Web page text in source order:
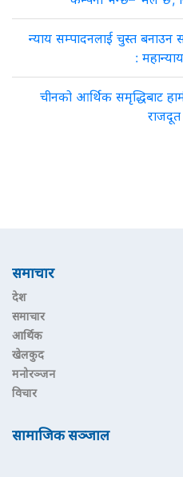
न्याय सम्पादनलाई चुस्त बनाउन
:
चीनको आर्थिक समृद्धिबाट
समाचार
देश
समाचार
आर्थिक
खेलकुद
मनोरञ्जन
विचार
सामाजिक सञ्जाल